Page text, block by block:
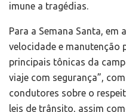
imune a tragédias.
Para a Semana Santa,
velocidade e manutenção
principais tônicas da
viaje com segurança”,
condutores sobre o
leis de trânsito, assim